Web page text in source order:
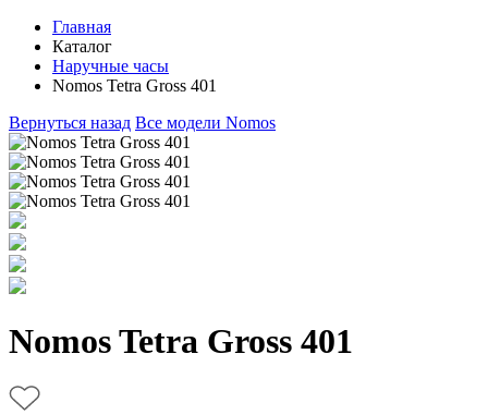
Главная
Каталог
Наручные часы
Nomos Tetra Gross 401
Вернуться назад Все модели Nomos
Nomos Tetra Gross 401